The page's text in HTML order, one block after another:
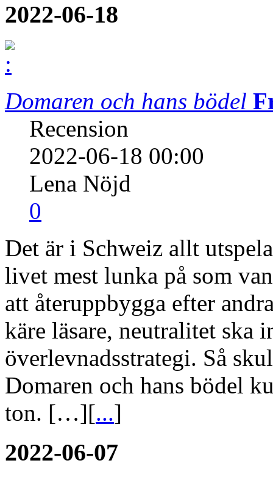
2022-06-18
Domaren och hans bödel
Recension
2022-06-18 00:00
Lena Nöjd
0
Det är i Schweiz allt
livet mest lunka på som
att återuppbygga efter
käre läsare, neutralitet ska
överlevnadsstrategi. Så
Domaren och hans bödel
ton. […][...]
2022-06-07